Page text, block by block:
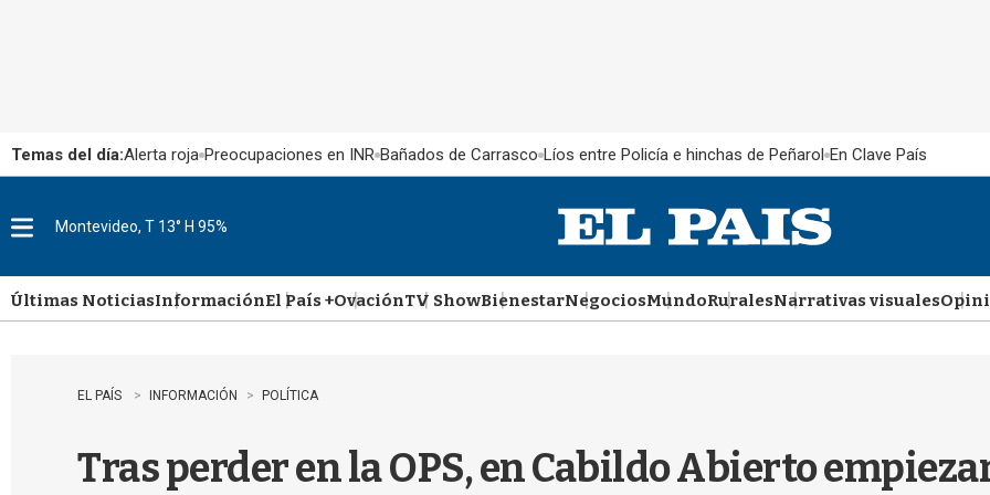
Temas del día:Alerta roja Preocupaciones en INR Bañados de Carrasco Líos entre Policía e hinchas de Peñarol En Clave País
u
Montevideo, T 13° H 95%
Últimas NoticiasInformaciónEl País +OvaciónTV ShowBienestarNegociosMundoRuralesNarrativas visuales
EL PAÍS INFORMACIÓN POLÍTICA
Tras perder en la OPS, en Cabildo Abierto